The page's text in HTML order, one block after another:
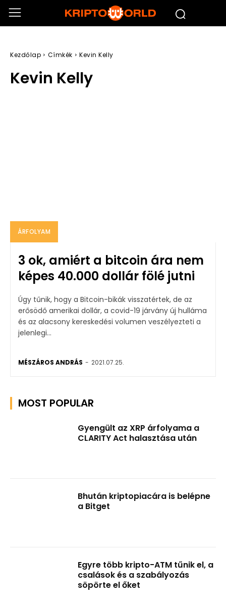
Kezdőlap Címkék Kevin Kelly
Kevin Kelly
ÁRFOLYAM
3 ok, amiért a bitcoin ára nem
képes 40.000 dollár fölé jutni
Úgy tűnik, hogy a Bitcoin-bikák visszatértek, de az
erősödő amerikai dollár, a covid-19 járvány új hulláma
és az alacsony kereskedési volumen veszélyezteti a
jelenlegi...
MÉSZÁROS ANDRÁS - 2021.07.25.
MOST POPULAR
Gyengült az XRP árfolyama a
CLARITY Act halasztása után
Bhután kriptopiacára is belépne
a Bitget
Egyre több kripto-ATM tűnik el, a
csalások és a szabályozás
söpörte el őket